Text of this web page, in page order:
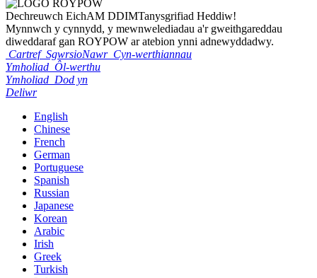
Dechreuwch EichAM DDIMTanysgrifiad Heddiw!
Mynnwch y cynnydd, y mewnwelediadau a'r gweithgareddau
diweddaraf gan ROYPOW ar atebion ynni adnewyddadwy.
Cartref SgwrsioNawr Cyn-werthiannau
Ymholiad Ôl-werthu
Ymholiad Dod yn
Deliwr
English
Chinese
French
German
Portuguese
Spanish
Russian
Japanese
Korean
Arabic
Irish
Greek
Turkish